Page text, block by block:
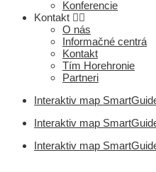
Konferencie
Kontakt
O nás
Informačné centrá
Kontakt
Tím Horehronie
Partneri
Interaktiv map
Interaktiv map
Interaktiv map